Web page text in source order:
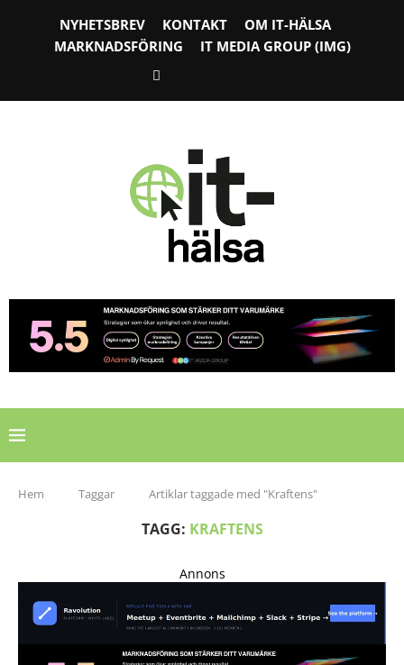
NYHETSBREV KONTAKT
OM IT-HÄLSA
MARKNADSFÖRING
IT MEDIA GROUP (IMG)
Hem Taggar Artiklar taggade med "Kraftens"
TAGG: KRAFTENS
Annons